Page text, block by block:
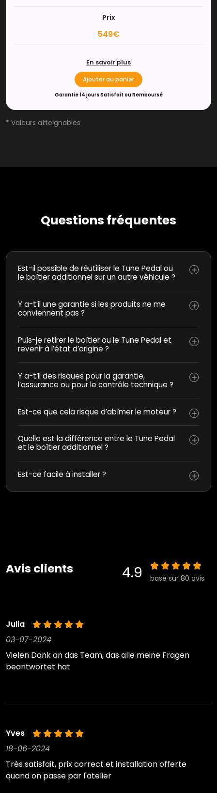
Prix
549€
En savoir plus
Ajouter au panier
Garantie 14 jours Satisfait ou Remboursé
* Valeurs atteignables
Questions fréquentes
Est-il possible de réutiliser le Tune Pedal ou
le boîtier additionnel sur un autre véhicule ?
Y a-t’il une garantie si les produits ne me
conviennent pas ?
Puis-je retirer le boîtier ou le Tune Pedal et
revenir à l’état d’origine ?
Y a-t’il des risques pour la garantie,
l’assurance ou pour le contrôle technique ?
Est-ce que cela risque d’abîmer le moteur ?
Quelle est la différence entre le Tune Pedal
et le boîtier additionnel ?
Est-ce facile à installer ?
Avis clients 4.9 basé sur 80 avis
Julia
03-07-2024
Vielen Dank an das Team, das alle meine Fragen
beantwortet hat
Yves
18-06-2024
Très satisfait, prix correct et installation offerte
quand on passe par l'atelier